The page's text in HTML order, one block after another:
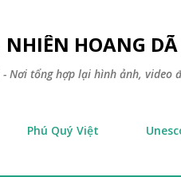
HOANG DÃ
- Nơi tổng hợp lại hình ảnh,
Phú Quý Việt